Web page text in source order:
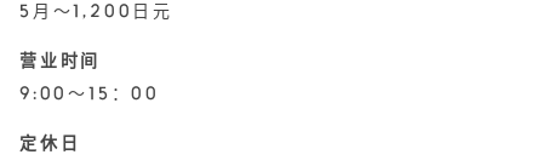
5月～1,200日元
营业时间
9:00～15：00
定休日